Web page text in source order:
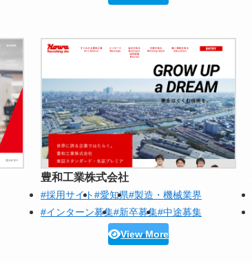
豊和工業株式会社
#採用サイト#愛知県#製造・機械業界
#インターン募集#新卒募集#中途募集
View More